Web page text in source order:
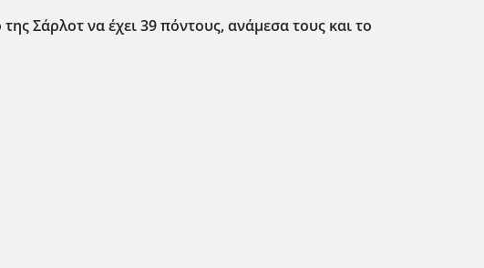
Σάρλοτ να έχει 39 πόντους, ανάμεσα τους και το